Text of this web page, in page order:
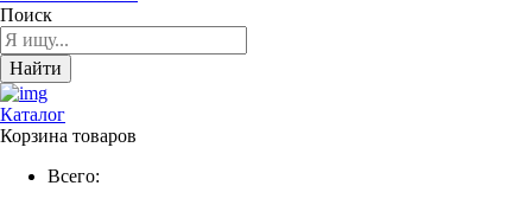
Поиск
Найти
Каталог
Корзина товаров
Всего: